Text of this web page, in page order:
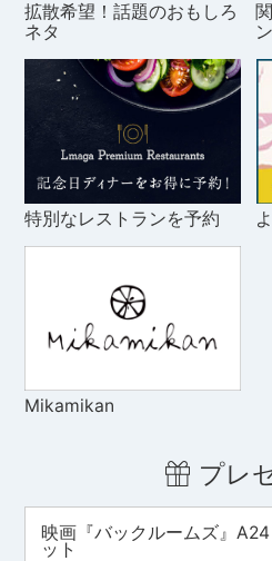
拡散希望！話題のおもしろ
ネタ
特別なレストランを予約
Mikamikan
プレ
映画『バックルームズ』
ット